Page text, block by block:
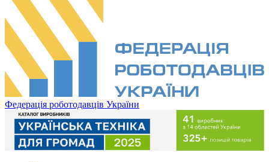
Федерація роботодавців України